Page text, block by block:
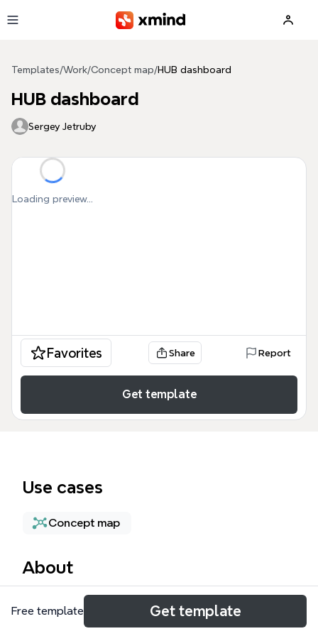
Templates/Work/Concept map/HUB dashboard
HUB dashboard
Sergey Jetruby
Loading preview...
Favorites Share Report
Get template
Use cases
Concept map
About
HUB dashboard mind map — это
структурированный шаблон для создания
Free template Get template